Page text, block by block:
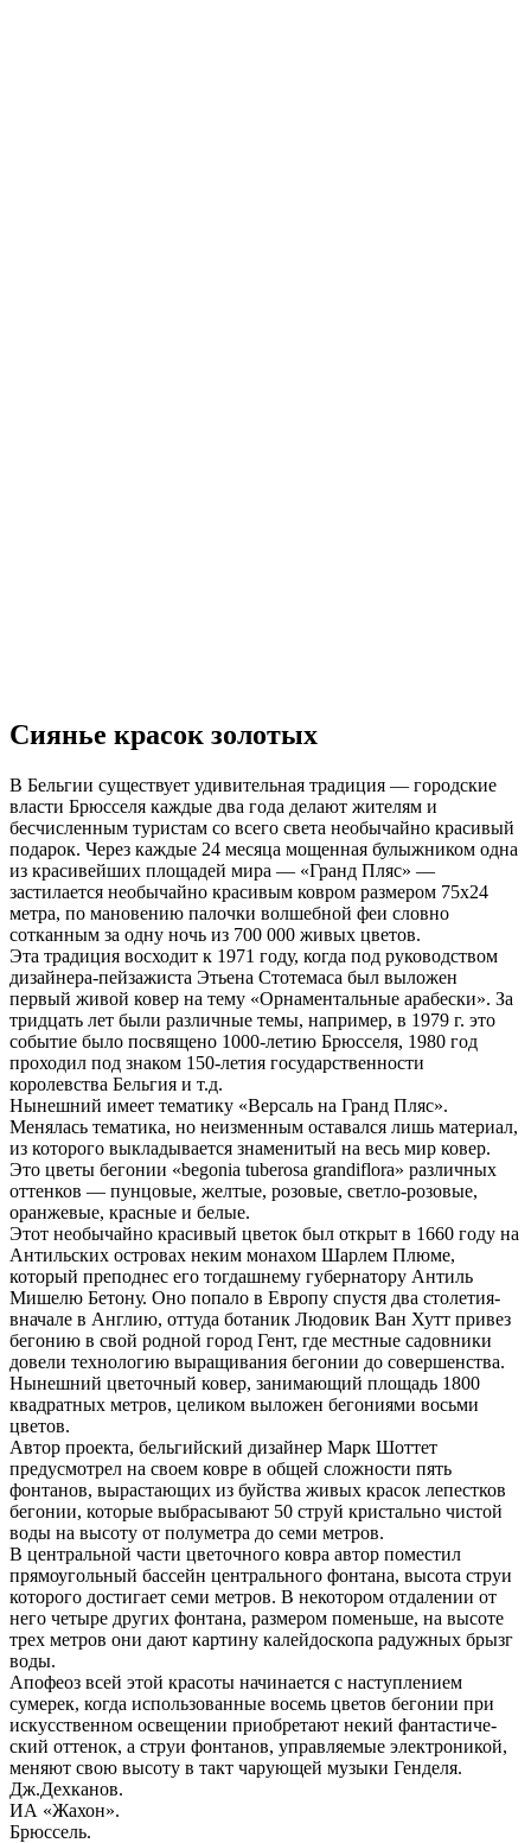
Сиянье красок золотых
В Бельгии существует удивительная традиция — городские
власти Брюсселя каждые два года делают жителям и
бесчисленным туристам со всего света необычайно красивый
подарок. Через каждые 24 месяца мощенная булыжником одна
из красивейших площадей мира — «Гранд Пляс» —
застилается необычайно красивым ковром размером 75х24
метра, по мановению палочки волшебной феи словно
сотканным за одну ночь из 700 000 живых цветов.
Эта традиция восходит к 1971 году, когда под руководством
дизайнера-пейзажиста Этьена Стотемаса был выложен
первый живой ковер на тему «Орнаментальные арабески». За
тридцать лет были различные темы, например, в 1979 г. это
событие было посвящено 1000-летию Брюсселя, 1980 год
проходил под знаком 150-летия государственности
королевства Бельгия и т.д.
Нынешний имеет тематику «Версаль на Гранд Пляс».
Менялась тематика, но неизменным оставался лишь материал,
из которого выкладывается знаменитый на весь мир ковер.
Это цветы бегонии «begonia tuberosa grandiflora» различных
оттенков — пунцовые, желтые, розовые, светло-розовые,
оранжевые, красные и белые.
Этот необычайно красивый цветок был открыт в 1660 году на
Антильских островах неким монахом Шарлем Плюме,
который преподнес его тогдашнему губернатору Антиль
Мишелю Бетону. Оно попало в Европу спустя два столетия-
вначале в Англию, оттуда ботаник Людовик Ван Хутт привез
бегонию в свой родной город Гент, где местные садовники
довели технологию выращивания бегонии до совершенства.
Нынешний цветочный ковер, занимающий площадь 1800
квадратных метров, целиком выложен бегониями восьми
цветов.
Автор проекта, бельгийский дизайнер Марк Шоттет
предусмотрел на своем ковре в общей сложности пять
фонтанов, вырастающих из буйства живых красок лепестков
бегонии, которые выбрасывают 50 струй кристально чистой
воды на высоту от полуметра до семи метров.
В центральной части цветочного ковра автор поместил
прямоугольный бассейн центрального фонтана, высота струи
которого достигает семи метров. В некотором отдалении от
него четыре других фонтана, размером поменьше, на высоте
трех метров они дают картину калейдоскопа радужных брызг
воды.
Апофеоз всей этой красоты начинается с наступлением
сумерек, когда использованные восемь цветов бегонии при
искусственном освещении приобретают некий фантастиче-
ский оттенок, а струи фонтанов, управляемые электроникой,
меняют свою высоту в такт чарующей музыки Генделя.
Дж.Дехканов.
ИА «Жахон».
Брюссель.